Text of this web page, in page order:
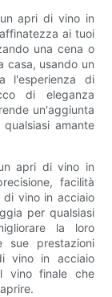
apri di vino in
ai tuoi
una cena o
casa, usando un
l'esperienza di
di eleganza
un'aggiunta
amante
apri di vino in
facilità
di vino in acciaio
per qualsiasi
la loro
prestazioni
vino in acciaio
vino finale che